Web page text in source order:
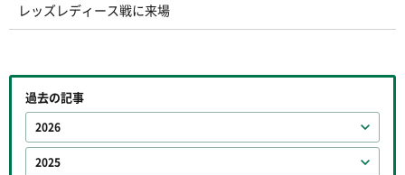
レッズレディース戦に来場
過去の記事
2026
2025